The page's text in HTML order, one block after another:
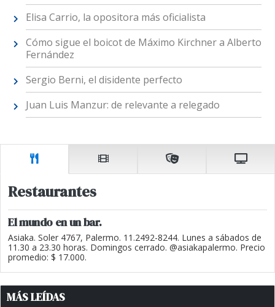
Elisa Carrio, la opositora más oficialista
Cómo sigue el boicot de Máximo Kirchner a Alberto
Fernández
Sergio Berni, el disidente perfecto
Juan Luis Manzur: de relevante a relegado
Restaurantes
El mundo en un bar.
Asiaka. Soler 4767, Palermo. 11.2492-8244. Lunes a sábados de
11.30 a 23.30 horas. Domingos cerrado. @asiakapalermo. Precio
promedio: $ 17.000.
MÁS LEÍDAS